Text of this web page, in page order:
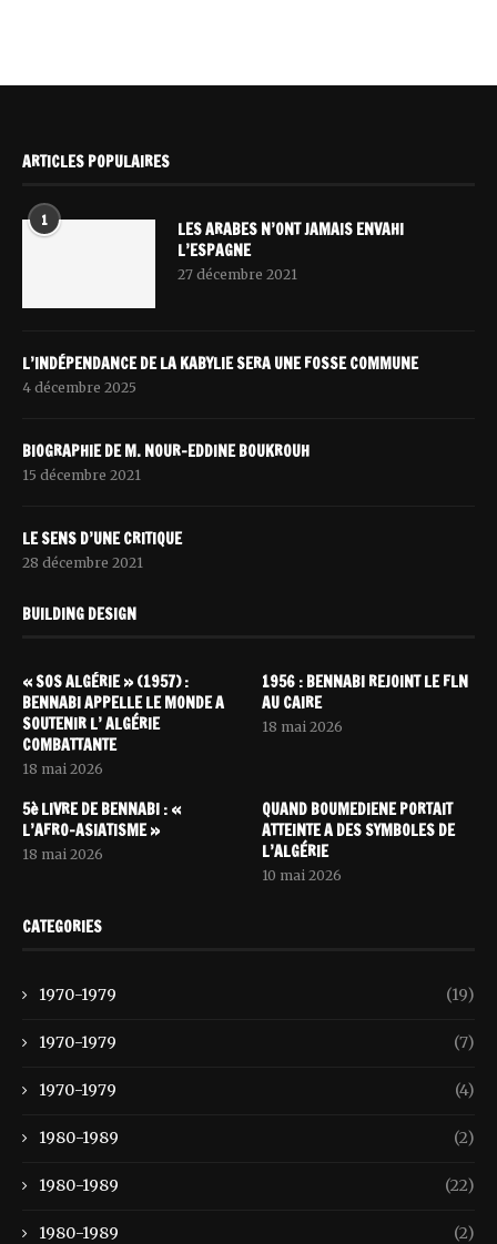
ARTICLES POPULAIRES
1
LES ARABES N’ONT JAMAIS ENVAHI
L’ESPAGNE
27 décembre 2021
L’INDÉPENDANCE DE LA KABYLIE SERA UNE FOSSE COMMUNE
4 décembre 2025
BIOGRAPHIE DE M. NOUR-EDDINE BOUKROUH
15 décembre 2021
LE SENS D’UNE CRITIQUE
28 décembre 2021
BUILDING DESIGN
« SOS ALGÉRIE » (1957) :
BENNABI APPELLE LE MONDE A
SOUTENIR L’ ALGÉRIE
COMBATTANTE
18 mai 2026
1956 : BENNABI REJOINT LE FLN
AU CAIRE
18 mai 2026
5è LIVRE DE BENNABI : «
L’AFRO-ASIATISME »
18 mai 2026
QUAND BOUMEDIENE PORTAIT
ATTEINTE A DES SYMBOLES DE
L’ALGÉRIE
10 mai 2026
CATEGORIES
1970-1979 (19)
1970-1979 (7)
1970-1979 (4)
1980-1989 (2)
1980-1989 (22)
1980-1989 (2)